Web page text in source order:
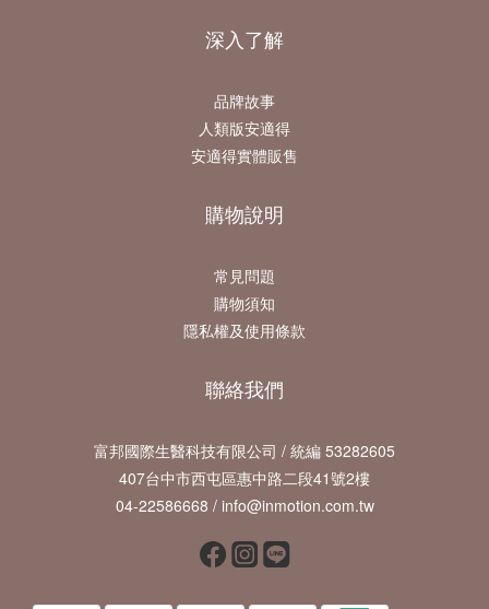
深入了解
品牌故事
人類版安適得
安適得實體販售
購物說明
常見問題
購物須知
隱私權及使用條款
聯絡我們
富邦國際生醫科技有限公司 / 統編 53282605
407台中市西屯區惠中路二段41號2樓
04-22586668 / info@inmotion.com.tw